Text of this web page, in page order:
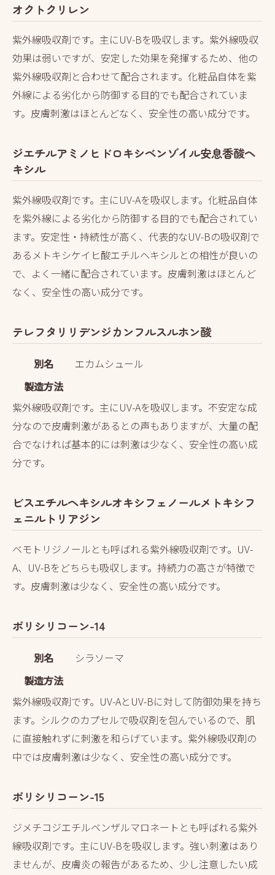
オクトクリレン
紫外線吸収剤です。主にUV-Bを吸収します。紫外線吸収
効果は弱いですが、安定した効果を発揮するため、他の
紫外線吸収剤と合わせて配合されます。化粧品自体を紫
外線による劣化から防御する目的でも配合されていま
す。皮膚刺激はほとんどなく、安全性の高い成分です。
ジエチルアミノヒドロキシベンゾイル安息香酸ヘ
キシル
紫外線吸収剤です。主にUV-Aを吸収します。化粧品自体
を紫外線による劣化から防御する目的でも配合されてい
ます。安定性・持続性が高く、代表的なUV-Bの吸収剤で
あるメトキシケイヒ酸エチルヘキシルとの相性が良いの
で、よく一緒に配合されています。皮膚刺激はほとんど
なく、安全性の高い成分です。
テレフタリリデンジカンフルスルホン酸
別名
エカムシュール
製造方法
紫外線吸収剤です。主にUV-Aを吸収します。不安定な成
分なので皮膚刺激があるとの声もありますが、大量の配
合でなければ基本的には刺激は少なく、安全性の高い成
分です。
ビスエチルヘキシルオキシフェノールメトキシフ
ェニルトリアジン
ベモトリジノールとも呼ばれる紫外線吸収剤です。UV-
A、UV-Bをどちらも吸収します。持続力の高さが特徴で
す。皮膚刺激は少なく、安全性の高い成分です。
ポリシリコーン-14
別名
シラソーマ
製造方法
紫外線吸収剤です。UV-AとUV-Bに対して防御効果を持ち
ます。シルクのカプセルで吸収剤を包んでいるので、肌
に直接触れずに刺激を和らげています。紫外線吸収剤の
中では皮膚刺激は少なく、安全性の高い成分です。
ポリシリコーン-15
ジメチコジエチルベンザルマロネートとも呼ばれる紫外
線吸収剤です。主にUV-Bを吸収します。強い刺激はあり
ませんが、皮膚炎の報告があるため、少し注意したい成